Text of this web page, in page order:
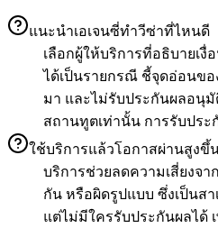
แนะนำเอเจนซี่ทำวีซ่าที่ไหนดี
เลือกผู้ให้บริการที่อธิบายเ
ได้เป็นรายกรณี ชี้จุดอ่อนข
มา และไม่รับประกันผลอนุ
สถานทูตเท่านั้น การรับปร
ใช้บริการแล้วโอกาสผ่านสูงขึ้
บริการช่วยลดความเสี่ยงจ
กัน หรือผิดรูปแบบ ซึ่งเป็นส
แต่ไม่มีใครรับประกันผลได้